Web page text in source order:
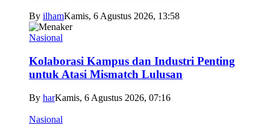
By ilhamKamis, 6 Agustus 2026, 13:58
Nasional
Kolaborasi Kampus dan Industri Penting
untuk Atasi Mismatch Lulusan
By harKamis, 6 Agustus 2026, 07:16
Nasional